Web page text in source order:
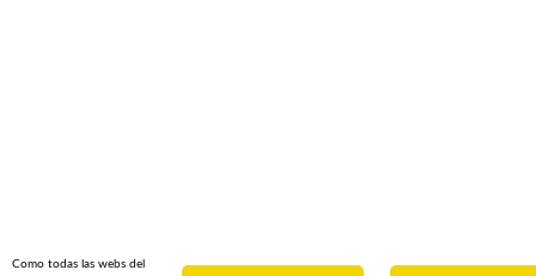
Como todas las webs del